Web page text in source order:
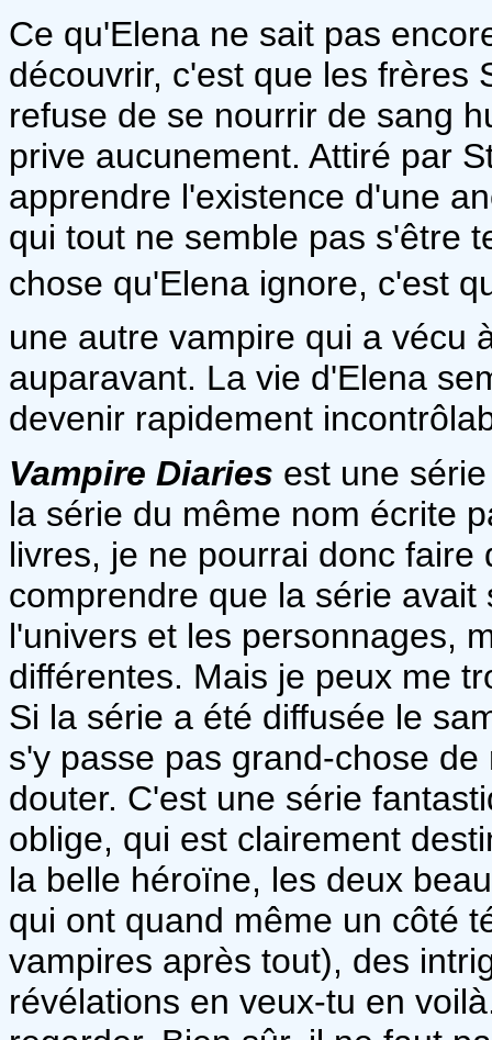
Ce qu'Elena ne sait pas
découvrir, c'est que les frères
refuse de se nourrir de sang
prive aucunement. Attiré par
apprendre l'existence d'une
qui tout ne semble pas s'être
chose qu'Elena ignore, c'est
une autre vampire qui a vécu
auparavant. La vie d'Elena
devenir rapidement
Vampire Diaries est une
la série du même nom écrite
livres, je ne pourrai donc
comprendre que la série
l'univers et les personnages,
différentes. Mais je peux me
Si la série a été diffusée le
s'y passe pas grand-chose
douter. C'est une série
oblige, qui est clairement
la belle héroïne, les deux
qui ont quand même un côté
vampires après tout), des
révélations en veux-tu en